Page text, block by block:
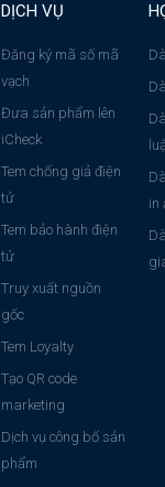
DỊCH VỤ
Đăng ký mã số mã
vạch
Đưa sản phẩm lên
iCheck
Tem chống giả điện
tử
Tem bảo hành điện
tử
Truy xuất nguồn
gốc
Tem Loyalty
Tạo QR code
marketing
Dịch vụ công bố sản
phẩm
in